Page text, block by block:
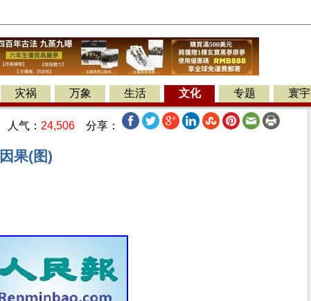
灾祸 万象 生活 文化 专题 寰宇
人气： 24,506 分享：
果(图)